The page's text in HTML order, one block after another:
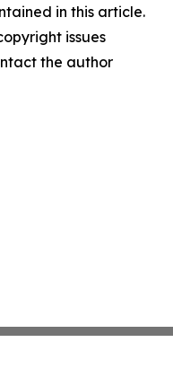
in this article.
issues
the author